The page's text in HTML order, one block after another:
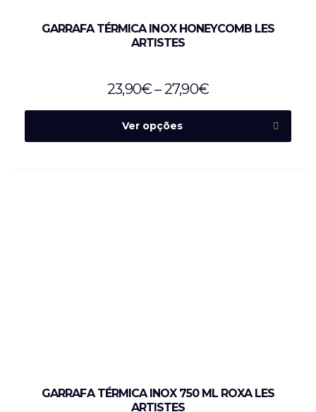
GARRAFA TÉRMICA INOX HONEYCOMB LES
ARTISTES
23,90€– 27,90€
Ver opções
GARRAFA TÉRMICA INOX 750 ML ROXA LES
ARTISTES